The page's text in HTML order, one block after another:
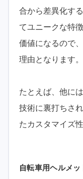
合から差異化す
てユニークな特
価値になるので
理由となります。
たとえば、他に
技術に裏打ちさ
たカスタマイズ
自転車用ヘルメッ